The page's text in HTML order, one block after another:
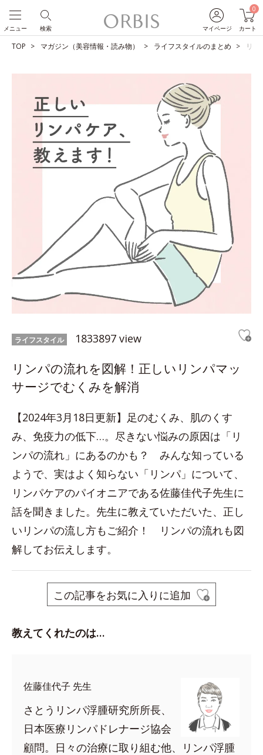
マイページ
0
カート
検索
メニュー
TOP マガジン（美容情報・読み物） ライフスタイルのまとめ リ
ライフスタイル 1833897 view
リンパの流れを図解！正しいリンパマッ
サージでむくみを解消
【2024年3月18日更新】足のむくみ、肌のくす
み、免疫力の低下…。尽きない悩みの原因は「リ
ンパの流れ」にあるのかも？ みんな知っている
ようで、実はよく知らない「リンパ」について、
リンパケアのパイオニアである佐藤佳代子先生に
話を聞きました。先生に教えていただいた、正し
いリンパの流し方もご紹介！ リンパの流れも図
解してお伝えします。
この記事をお気に入りに追加
教えてくれたのは…
佐藤佳代子 先生
さとうリンパ浮腫研究所所長、
日本医療リンパドレナージ協会
顧問。日々の治療に取り組む他、リンパ浮腫